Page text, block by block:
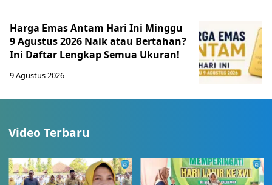
Harga Emas Antam Hari Ini Minggu
9 Agustus 2026 Naik atau Bertahan?
Ini Daftar Lengkap Semua Ukuran!
9 Agustus 2026
Video Terbaru